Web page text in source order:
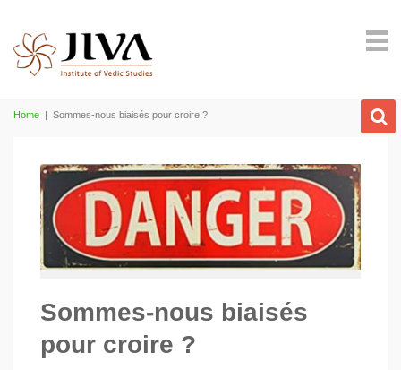
Home | Sommes-nous biaisés pour croire ?
Sommes-nous biaisés
pour croire ?